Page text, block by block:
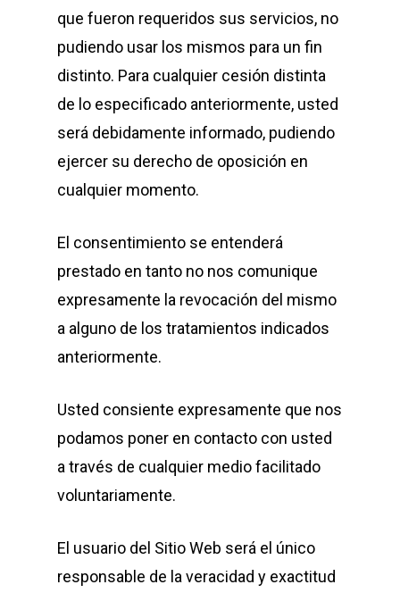
que fueron requeridos sus servicios, no
pudiendo usar los mismos para un fin
distinto. Para cualquier cesión distinta
de lo especificado anteriormente, usted
será debidamente informado, pudiendo
ejercer su derecho de oposición en
cualquier momento.
El consentimiento se entenderá
prestado en tanto no nos comunique
expresamente la revocación del mismo
a alguno de los tratamientos indicados
anteriormente.
Usted consiente expresamente que nos
podamos poner en contacto con usted
a través de cualquier medio facilitado
voluntariamente.
El usuario del Sitio Web será el único
responsable de la veracidad y exactitud